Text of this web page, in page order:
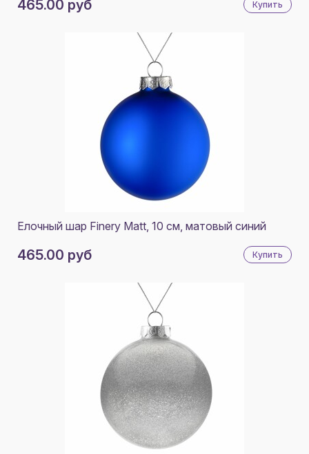
465.00 руб Купить
Елочный шар Finery Matt, 10 см, матовый синий
465.00 руб Купить